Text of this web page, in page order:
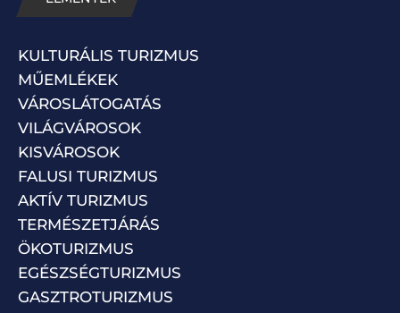
KULTURÁLIS TURIZMUS
MŰEMLÉKEK
VÁROSLÁTOGATÁS
VILÁGVÁROSOK
KISVÁROSOK
FALUSI TURIZMUS
AKTÍV TURIZMUS
TERMÉSZETJÁRÁS
ÖKOTURIZMUS
EGÉSZSÉGTURIZMUS
GASZTROTURIZMUS